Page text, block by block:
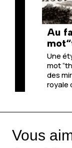
Au
Une
mot
des
royale
Vous